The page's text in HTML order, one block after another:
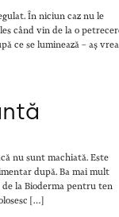
În niciun caz nu le
când vin de la o
ce se luminează – aș vrea
nu sunt machiată. Este
după. Ba mai mult
la Bioderma pentru ten
[…]